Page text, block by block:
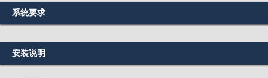
系统要求
安装说明